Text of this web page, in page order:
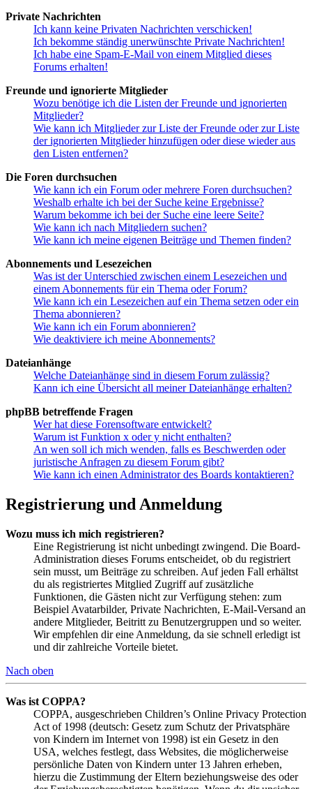
Private Nachrichten
Ich kann keine Privaten Nachrichten verschicken!
Ich bekomme ständig unerwünschte Private Nachrichten!
Ich habe eine Spam-E-Mail von einem Mitglied dieses
Forums erhalten!
Freunde und ignorierte Mitglieder
Wozu benötige ich die Listen der Freunde und ignorierten
Mitglieder?
Wie kann ich Mitglieder zur Liste der Freunde oder zur Liste
der ignorierten Mitglieder hinzufügen oder diese wieder aus
den Listen entfernen?
Die Foren durchsuchen
Wie kann ich ein Forum oder mehrere Foren durchsuchen?
Weshalb erhalte ich bei der Suche keine Ergebnisse?
Warum bekomme ich bei der Suche eine leere Seite?
Wie kann ich nach Mitgliedern suchen?
Wie kann ich meine eigenen Beiträge und Themen finden?
Abonnements und Lesezeichen
Was ist der Unterschied zwischen einem Lesezeichen und
einem Abonnements für ein Thema oder Forum?
Wie kann ich ein Lesezeichen auf ein Thema setzen oder ein
Thema abonnieren?
Wie kann ich ein Forum abonnieren?
Wie deaktiviere ich meine Abonnements?
Dateianhänge
Welche Dateianhänge sind in diesem Forum zulässig?
Kann ich eine Übersicht all meiner Dateianhänge erhalten?
phpBB betreffende Fragen
Wer hat diese Forensoftware entwickelt?
Warum ist Funktion x oder y nicht enthalten?
An wen soll ich mich wenden, falls es Beschwerden oder
juristische Anfragen zu diesem Forum gibt?
Wie kann ich einen Administrator des Boards kontaktieren?
Registrierung und Anmeldung
Wozu muss ich mich registrieren?
Eine Registrierung ist nicht unbedingt zwingend. Die Board-
Administration dieses Forums entscheidet, ob du registriert
sein musst, um Beiträge zu schreiben. Auf jeden Fall erhältst
du als registriertes Mitglied Zugriff auf zusätzliche
Funktionen, die Gästen nicht zur Verfügung stehen: zum
Beispiel Avatarbilder, Private Nachrichten, E-Mail-Versand an
andere Mitglieder, Beitritt zu Benutzergruppen und so weiter.
Wir empfehlen dir eine Anmeldung, da sie schnell erledigt ist
und dir zahlreiche Vorteile bietet.
Nach oben
Was ist COPPA?
COPPA, ausgeschrieben Children’s Online Privacy Protection
Act of 1998 (deutsch: Gesetz zum Schutz der Privatsphäre
von Kindern im Internet von 1998) ist ein Gesetz in den
USA, welches festlegt, dass Websites, die möglicherweise
persönliche Daten von Kindern unter 13 Jahren erheben,
hierzu die Zustimmung der Eltern beziehungsweise des oder